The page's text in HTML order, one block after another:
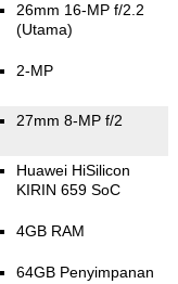
26mm 16-MP f/2.2
(Utama)
2-MP
27mm 8-MP f/2
Huawei HiSilicon
KIRIN 659 SoC
4GB RAM
64GB Penyimpanan